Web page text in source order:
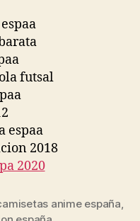
anime españa,